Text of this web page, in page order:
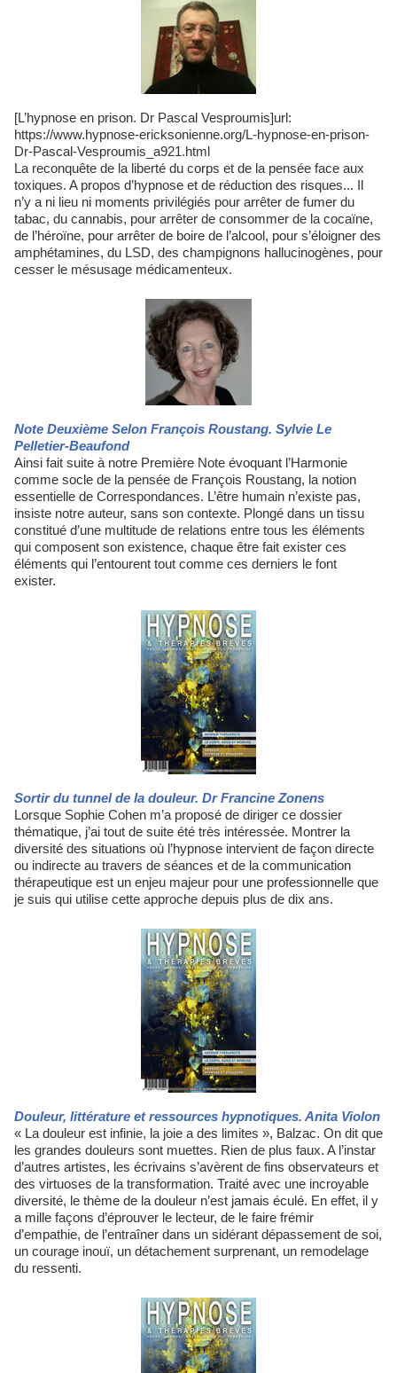
[L’hypnose en prison. Dr Pascal Vesproumis]url:
https://www.hypnose-ericksonienne.org/L-hypnose-en-prison-
Dr-Pascal-Vesproumis_a921.html
La reconquête de la liberté du corps et de la pensée face aux
toxiques. A propos d’hypnose et de réduction des risques... Il
n’y a ni lieu ni moments privilégiés pour arrêter de fumer du
tabac, du cannabis, pour arrêter de consommer de la cocaïne,
de l’héroïne, pour arrêter de boire de l’alcool, pour s’éloigner des
amphétamines, du LSD, des champignons hallucinogènes, pour
cesser le mésusage médicamenteux.
Note Deuxième Selon François Roustang. Sylvie Le
Pelletier-Beaufond
Ainsi fait suite à notre Première Note évoquant l’Harmonie
comme socle de la pensée de François Roustang, la notion
essentielle de Correspondances. L’être humain n’existe pas,
insiste notre auteur, sans son contexte. Plongé dans un tissu
constitué d’une multitude de relations entre tous les éléments
qui composent son existence, chaque être fait exister ces
éléments qui l’entourent tout comme ces derniers le font
exister.
Sortir du tunnel de la douleur. Dr Francine Zonens
Lorsque Sophie Cohen m’a proposé de diriger ce dossier
thématique, j’ai tout de suite été très intéressée. Montrer la
diversité des situations où l’hypnose intervient de façon directe
ou indirecte au travers de séances et de la communication
thérapeutique est un enjeu majeur pour une professionnelle que
je suis qui utilise cette approche depuis plus de dix ans.
Douleur, littérature et ressources hypnotiques. Anita Violon
« La douleur est infinie, la joie a des limites », Balzac. On dit que
les grandes douleurs sont muettes. Rien de plus faux. A l’instar
d’autres artistes, les écrivains s’avèrent de fins observateurs et
des virtuoses de la transformation. Traité avec une incroyable
diversité, le thème de la douleur n’est jamais éculé. En effet, il y
a mille façons d’éprouver le lecteur, de le faire frémir
d’empathie, de l’entraîner dans un sidérant dépassement de soi,
un courage inouï, un détachement surprenant, un remodelage
du ressenti.